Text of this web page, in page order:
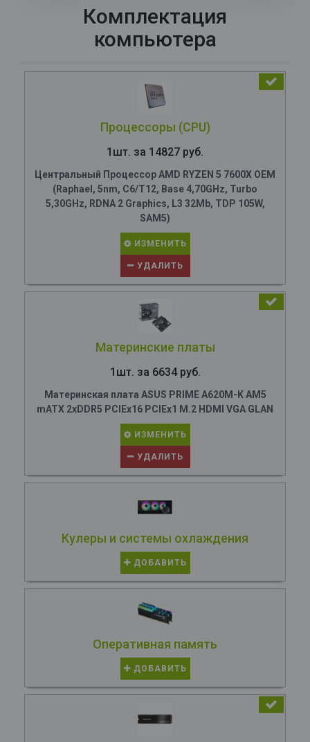
Комплектация
компьютера
Процессоры (CPU)
1шт. за 14827 руб.
Центральный Процессор AMD RYZEN 5 7600X OEM
(Raphael, 5nm, C6/T12, Base 4,70GHz, Turbo
5,30GHz, RDNA 2 Graphics, L3 32Mb, TDP 105W,
SAM5)
ИЗМЕНИТЬ
УДАЛИТЬ
Материнские платы
1шт. за 6634 руб.
Материнская плата ASUS PRIME A620M-K AM5
mATX 2xDDR5 PCIEx16 PCIEx1 M.2 HDMI VGA GLAN
ИЗМЕНИТЬ
УДАЛИТЬ
Кулеры и системы охлаждения
ДОБАВИТЬ
Оперативная память
ДОБАВИТЬ